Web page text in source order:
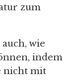
zum
wie
indem
nicht mit